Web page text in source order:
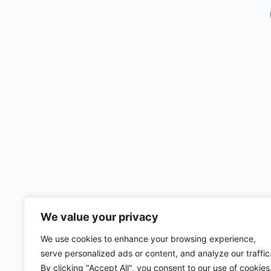
We value your privacy
We use cookies to enhance your browsing experience,
serve personalized ads or content, and analyze our
By clicking "Accept All", you consent to our use of